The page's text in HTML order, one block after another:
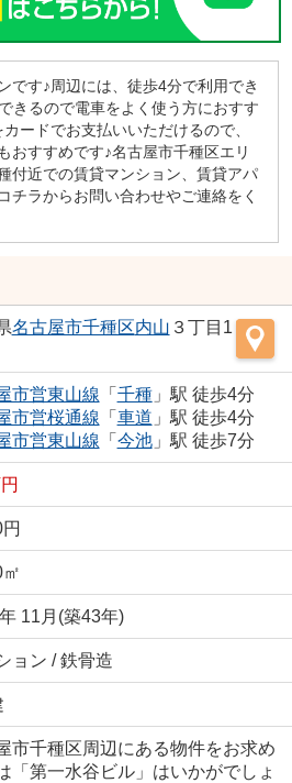
です♪周辺には、徒歩4分で利用でき
きるので電車をよく使う方におすす
ードでお支払いいただけるので、
おすすめです♪名古屋市千種区エリ
付近での賃貸マンション、賃貸アパ
チラからお問い合わせやご連絡をく
名古屋市千種区内山 ３丁目1
市営東山線 「 千種」駅 徒歩4分
市営桜通線 「 車道 」駅 徒歩4分
市営東山線 「 今池」駅 徒歩7分
11月(築43年)
ョン / 鉄骨造
市千種区周辺にある物件をお求め
「第一水谷ビル」はいかがでしょ